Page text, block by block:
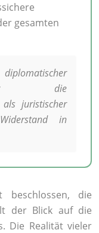
gesamten
für die
als juristischer
in
die
der Blick auf die
Die Realität vieler